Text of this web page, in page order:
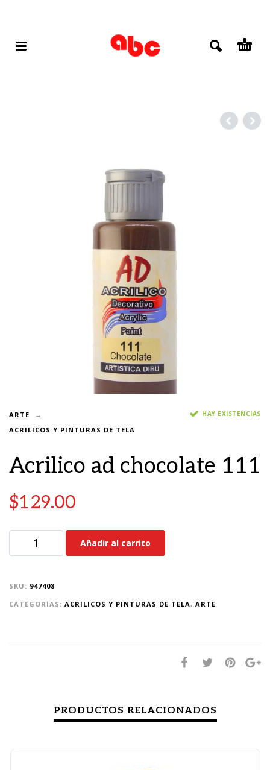
ARTE
ACRILICOS Y PINTURAS DE TELA
HAY EXISTENCIAS
Acrilico ad chocolate 111
$129.00
Añadir al carrito
SKU: 947408
CATEGORÍAS: ACRILICOS Y PINTURAS DE TELA, ARTE
PRODUCTOS RELACIONADOS